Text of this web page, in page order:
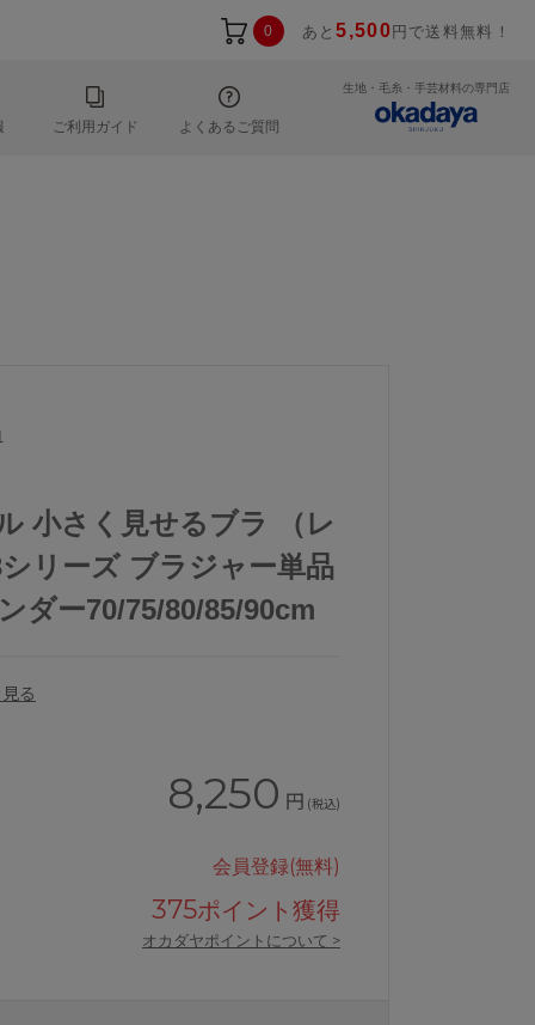
0 あと5,500 円で送料無料！
ご利用ガイド よくあるご質問
生地・毛糸・手芸材料の専門店
小さく見せるブラ （レ
リーズ ブラジャー単品
ダー70/75/80/85/90cm
る
8,250 円 (税込)
会員登録(無料)
375ポイント獲得
オカダヤポイントについて >